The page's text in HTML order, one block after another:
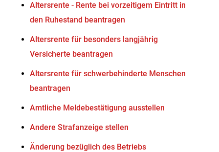
Altersrente - Rente bei vorzeitigem Eintritt in
den Ruhestand beantragen
Altersrente für besonders langjährig
Versicherte beantragen
Altersrente für schwerbehinderte Menschen
beantragen
Amtliche Meldebestätigung ausstellen
Andere Strafanzeige stellen
Änderung bezüglich des Betriebs